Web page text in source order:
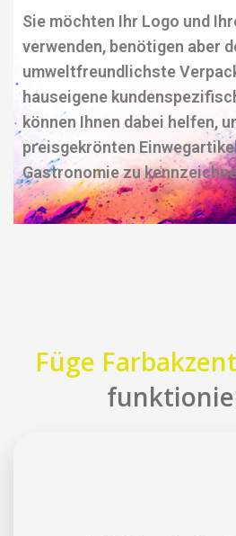
Sie möchten Ihr Logo und
verwenden, benötigen aber
umweltfreundlichste
hauseigene
können Ihnen dabei helfen,
preisgekrönten
Gastronomie zu
Füge